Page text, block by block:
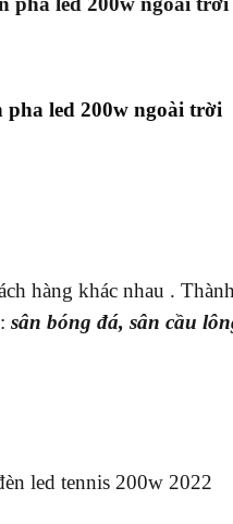
pha led 200w ngoài trời
hàng khác nhau .
sân bóng đá, sân cầu